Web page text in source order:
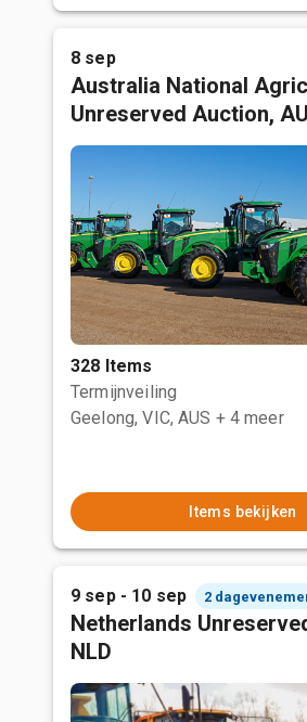
8 sep
Australia National
Unreserved Auction,
328 Items
Termijnveiling
Geelong, VIC, AUS + 4 meer
Items bekijken
9 sep - 10 sep 2
Netherlands
NLD